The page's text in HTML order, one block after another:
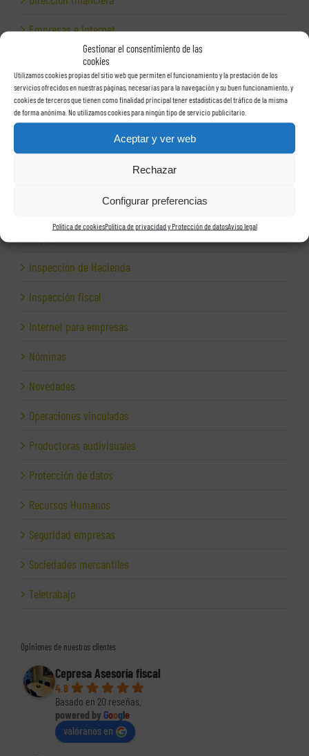
Gestionar el consentimiento de las
cookies
Utilizamos cookies propias del sitio web que permiten el funcionamiento y la prestación de los
servicios ofrecidos en nuestras páginas, necesarias para la navegación y su buen funcionamiento, y
cookies de terceros que tienen como finalidad principal tener estadísticas del tráfico de la misma
de forma anónima. No utilizamos cookies para ningún tipo de servicio publicitario.
Aceptar y ver web
Rechazar
Configurar preferencias
Política de cookiesPolítica de privacidad y Protección de datosAviso legal
Empresas e Internet
Facturas
Grupos de sociedades
Herramientas para empresas
Inspección de Hacienda
Inspección fiscal
Internet para empresas
Nóminas
Novedades
Operaciones vinculadas
Productoras audivisuales
Protección de datos
Recursos Humanos
Seguridad empresas
Sociedades mercantiles
Teletrabajo
Opiniones de nuestros clientes
Cepresa Asesoría fiscal
4.8
Basado en 20 reseñas.
powered by Google
valóranos en